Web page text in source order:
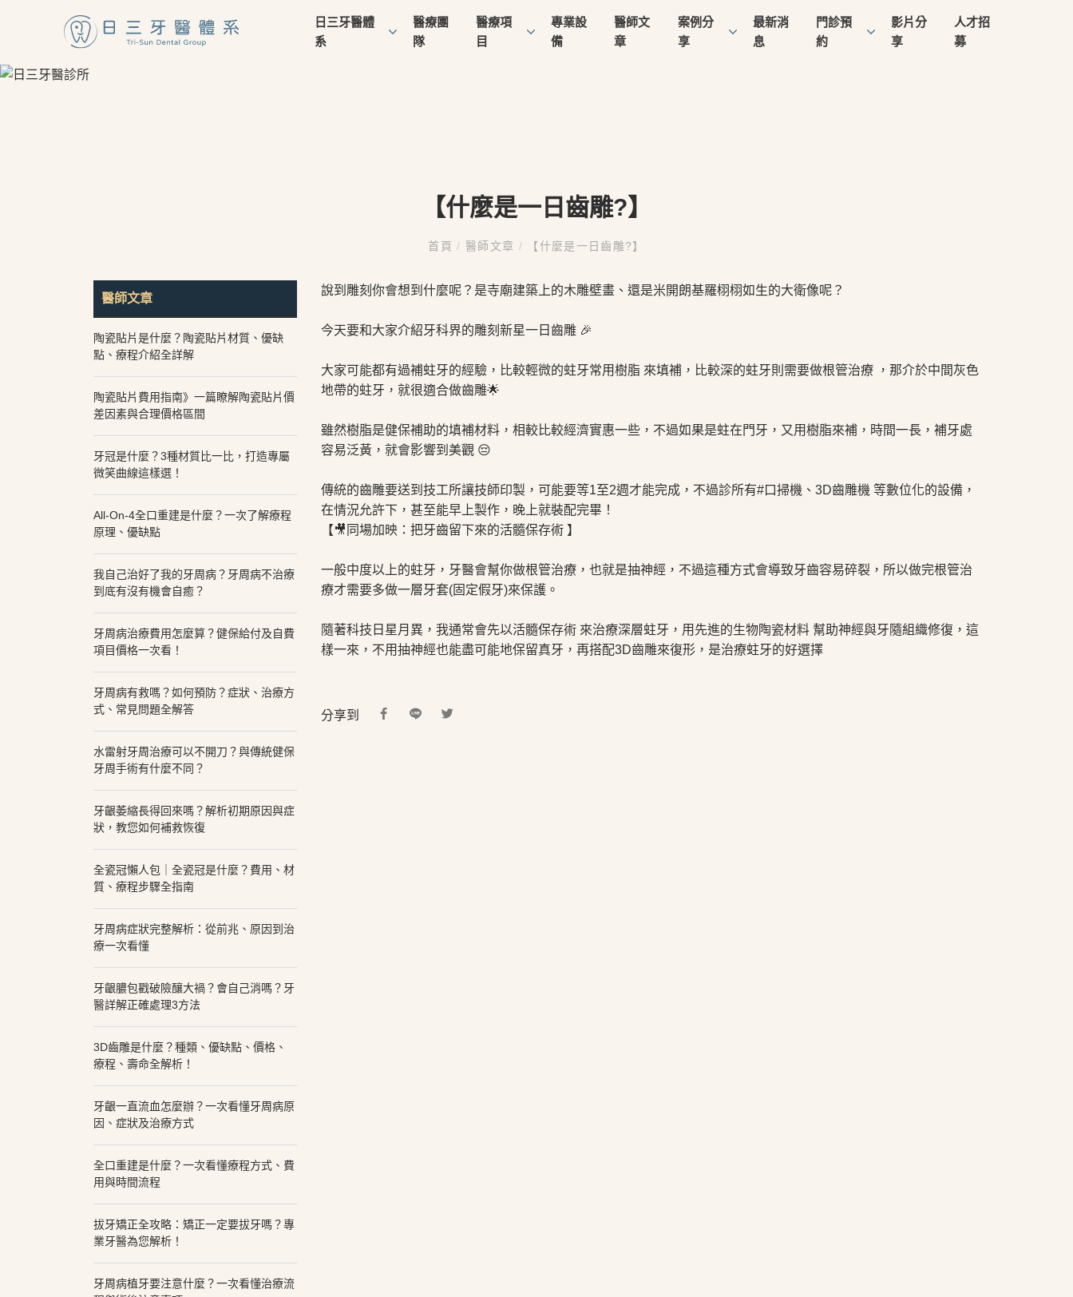
日三牙醫體
系
醫療團
隊
醫療項
目
專業設
備
醫師文
章
案例分
享
最新消
息
門診預
約
影片分
享
人才招
募
【什麼是一日齒雕?】
首頁/ 醫師文章 / 【什麼是一日齒雕?】
醫師文章
陶瓷貼片是什麼？陶瓷貼片材質、優缺
點、療程介紹全詳解
陶瓷貼片費用指南》一篇瞭解陶瓷貼片價
差因素與合理價格區間
牙冠是什麼？3種材質比一比，打造專屬
微笑曲線這樣選！
All-On-4全口重建是什麼？一次了解療程
原理、優缺點
我自己治好了我的牙周病？牙周病不治療
到底有沒有機會自癒？
牙周病治療費用怎麼算？健保給付及自費
項目價格一次看！
牙周病有救嗎？如何預防？症狀、治療方
式、常見問題全解答
水雷射牙周治療可以不開刀？與傳統健保
牙周手術有什麼不同？
牙齦萎縮長得回來嗎？解析初期原因與症
狀，教您如何補救恢復
全瓷冠懶人包｜全瓷冠是什麼？費用、材
質、療程步驟全指南
牙周病症狀完整解析：從前兆、原因到治
療一次看懂
牙齦膿包戳破險釀大禍？會自己消嗎？牙
醫詳解正確處理3方法
3D齒雕是什麼？種類、優缺點、價格、
療程、壽命全解析！
牙齦一直流血怎麼辦？一次看懂牙周病原
因、症狀及治療方式
全口重建是什麼？一次看懂療程方式、費
用與時間流程
拔牙矯正全攻略：矯正一定要拔牙嗎？專
業牙醫為您解析！
牙周病植牙要注意什麼？一次看懂治療流
說到雕刻你會想到什麼呢？是寺廟建築上的木雕壁畫、還是米開朗基羅栩栩如生的大衛像呢？
今天要和大家介紹牙科界的雕刻新星一日齒雕 🎉
大家可能都有過補蛀牙的經驗，比較輕微的蛀牙常用樹脂 來填補，比較深的蛀牙則需要做根管治療 ，那介於中間灰色
地帶的蛀牙，就很適合做齒雕🌟
雖然樹脂是健保補助的填補材料，相較比較經濟實惠一些，不過如果是蛀在門牙，又用樹脂來補，時間一長，補牙處
容易泛黃，就會影響到美觀 😔
傳統的齒雕要送到技工所讓技師印製，可能要等1至2週才能完成，不過診所有#口掃機、3D齒雕機 等數位化的設備，
在情況允許下，甚至能早上製作，晚上就裝配完畢！
【🎥同場加映：把牙齒留下來的活髓保存術 】
一般中度以上的蛀牙，牙醫會幫你做根管治療，也就是抽神經，不過這種方式會導致牙齒容易碎裂，所以做完根管治
療才需要多做一層牙套(固定假牙)來保護。
隨著科技日星月異，我通常會先以活髓保存術 來治療深層蛀牙，用先進的生物陶瓷材料 幫助神經與牙隨組織修復，這
樣一來，不用抽神經也能盡可能地保留真牙，再搭配3D齒雕來復形，是治療蛀牙的好選擇⠀⠀⠀
分享到